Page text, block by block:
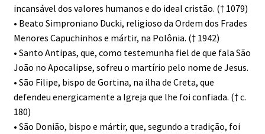
incansável dos valores humanos e do ideal cristão. († 1079)
• Beato Simproniano Ducki, religioso da Ordem dos Frades
Menores Capuchinhos e mártir, na Polônia. († 1942)
• Santo Antipas, que, como testemunha fiel de que fala São
João no Apocalipse, sofreu o martírio pelo nome de Jesus.
• São Filipe, bispo de Gortina, na ilha de Creta, que
defendeu energicamente a Igreja que lhe foi confiada. († c.
180)
• São Donião, bispo e mártir, que, segundo a tradição, foi